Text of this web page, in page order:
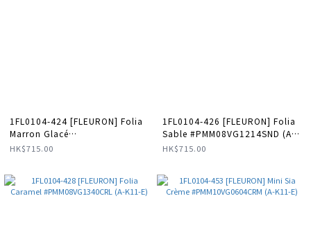
1FL0104-424 [FLEURON] Folia
Marron Glacé
#PMM08VG1029CCN (A-K11-E)
HK$715.00
1FL0104-426 [FLEURON] Folia
Sable #PMM08VG1214SND (A-
K11-E)
HK$715.00